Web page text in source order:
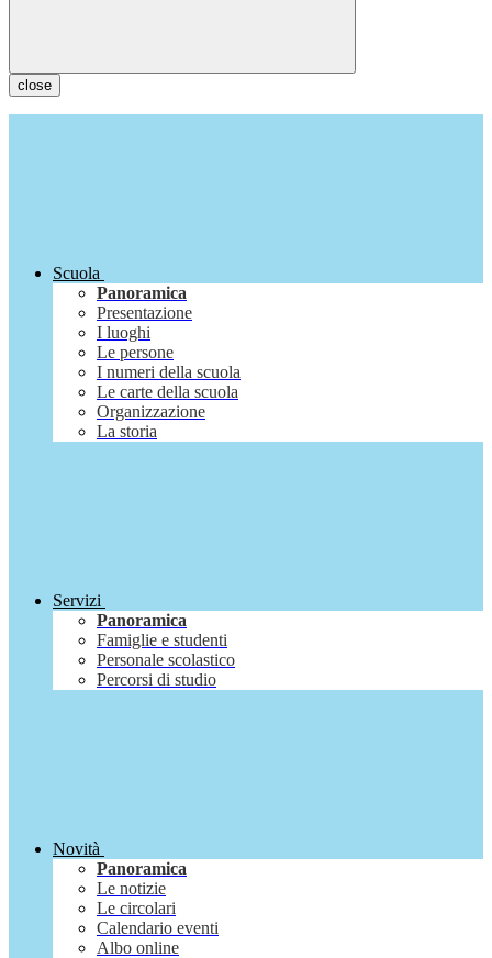
close
Scuola
Panoramica
Presentazione
I luoghi
Le persone
I numeri della scuola
Le carte della scuola
Organizzazione
La storia
Servizi
Panoramica
Famiglie e studenti
Personale scolastico
Percorsi di studio
Novità
Panoramica
Le notizie
Le circolari
Calendario eventi
Albo online